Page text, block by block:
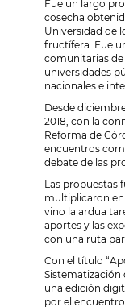
Fue un largo
cosecha
Universidad de
fructífera. Fue
comunitarias de
universidades
nacionales e
Desde
2018, con la
Reforma de
encuentros
debate de las
Las propuestas
multiplicaron
vino la ardua
aportes y las
con una ruta
Con el título
Sistematización
una edición
por el